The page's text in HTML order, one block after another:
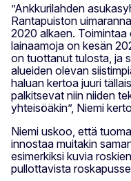
”Ankkurilahden
Rantapuiston
2020 alkaen. Toimintaa
lainaamoja on kesän
on tuottanut tulosta, ja
alueiden olevan
haluan kertoa juuri
palkitsevat niin niiden
yhteisöäkin”, Niemi
Niemi uskoo, että
innostaa muitakin
esimerkiksi kuvia
pullottavista